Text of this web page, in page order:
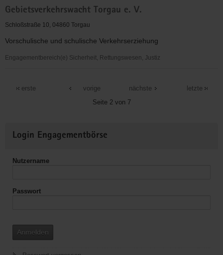
Kunst-
und
"Johnn
Kentmann"
Gebietsverkehrswacht Torgau e. V.
Schloßstraße 10, 04860 Torgau
Vorschulische und schulische Verkehrserziehung
Engagementbereich(e) Sicherheit, Rettungswesen, Justiz
erste
vorige
Seite 2 von 7
nächste letzte
Informationen
Login Engagementbörse
Nutzername
Passwort
Anmelden